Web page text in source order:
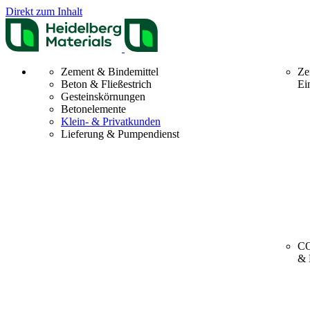
Direkt zum Inhalt
Zement & Bindemittel
Beton & Fließestrich
Gesteinskörnungen
Betonelemente
Klein- & Privatkunden
Lieferung & Pumpendienst
&